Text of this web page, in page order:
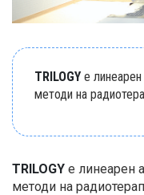
TRILOGY е
методи на
TRILOGY е линеарен
методи на